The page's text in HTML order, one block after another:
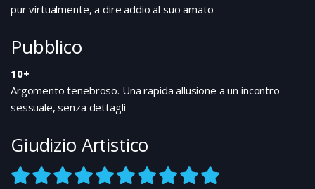
pur virtualmente, a dire addio al suo amato
Pubblico
10+
Argomento tenebroso. Una rapida allusione a un incontro
sessuale, senza dettagli
Giudizio Artistico